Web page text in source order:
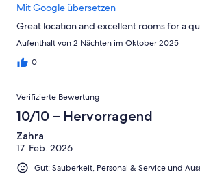
Mit Google übersetzen
Great location and excellent rooms for a
Aufenthalt von 2 Nächten im Oktober 2025
0
Verifizierte Bewertung
10/10 – Hervorragend
Zahra
17. Feb. 2026
Gut: Sauberkeit, Personal & Service und